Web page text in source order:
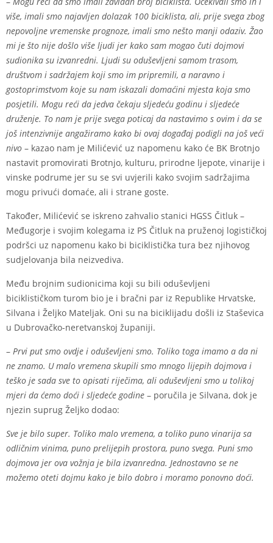
više, imali smo najavljen dolazak 100 biciklista, ali, prije svega zbog
nepovoljne vremenske prognoze, imali smo nešto manji odaziv. Žao
mi je što nije došlo više ljudi jer kako sam mogao čuti dojmovi
sudionika su izvanredni. Ljudi su oduševljeni samom trasom,
društvom i sadržajem koji smo im pripremili, a naravno i
gostoprimstvom koje su nam iskazali domaćini mjesta koja smo
posjetili. Mogu reći da jedva čekaju sljedeću godinu i sljedeće
druženje. To nam je prije svega poticaj da nastavimo s ovim i da se
još intenzivnije angažiramo kako bi ovaj događaj podigli na još veći
nivo – kazao nam je Milićević uz napomenu kako će BK Brotnjo
nastavit promovirati Brotnjo, kulturu, prirodne ljepote, vinarije i
vinske podrume jer su se svi uvjerili kako svojim sadržajima
mogu privući domaće, ali i strane goste.
Također, Milićević se iskreno zahvalio stanici HGSS Čitluk –
Međugorje i svojim kolegama iz PS Čitluk na pruženoj logističkoj
podršci uz napomenu kako bi biciklistička tura bez njihovog
sudjelovanja bila neizvediva.
Među brojnim sudionicima koji su bili oduševljeni
biciklističkom turom bio je i bračni par iz Republike Hrvatske,
Silvana i Željko Mateljak. Oni su na biciklijadu došli iz Staševica
u Dubrovačko-neretvanskoj županiji.
– Prvi put smo ovdje i oduševljeni smo. Toliko toga imamo a da ni
ne znamo. U malo vremena skupili smo mnogo lijepih dojmova i
teško je sada sve to opisati riječima, ali oduševljeni smo u tolikoj
mjeri da ćemo doći i sljedeće godine – poručila je Silvana, dok je
njezin suprug Željko dodao:
Sve je bilo super. Toliko malo vremena, a toliko puno vinarija sa
odličnim vinima, puno prelijepih prostora, puno svega. Puni smo
dojmova jer ova vožnja je bila izvanredna. Jednostavno se ne
možemo oteti dojmu kako je bilo dobro i moramo ponovno doći.